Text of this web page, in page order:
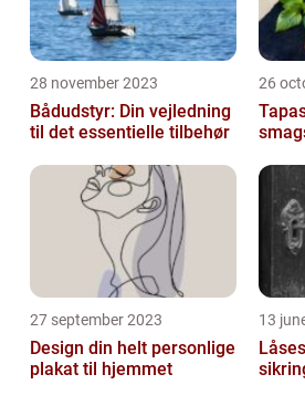
28 november 2023
Bådudstyr: Din vejledning
til det essentielle tilbehør
26
27 september 2023
Design din helt personlige
plakat til hjemmet
13